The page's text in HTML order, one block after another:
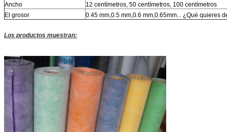
Ancho
12 centímetros, 50 centímetros, 100 centímetros
El grosor
0.45 mm,0.5 mm,0.6 mm,0.65mm... ¿Qué quieres
Los productos muestran: